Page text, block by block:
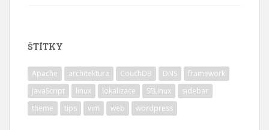
ŠTÍTKY
Apache architektura CouchDB DNS
framework
JavaScript
linux lokalizace SELinux
sidebar
theme
tips vim web wordpress